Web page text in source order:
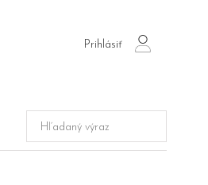
Prihlásiť
login